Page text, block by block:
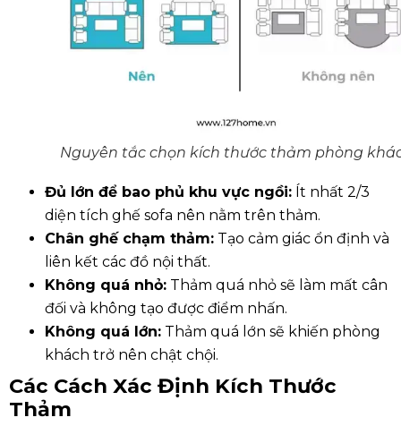
Nguyên tắc chọn kích thước thảm phòng
Đủ lớn để bao phủ khu vực ngồi: Ít nhất 2/3
diện tích ghế sofa nên nằm trên thảm.
Chân ghế chạm thảm: Tạo cảm giác ổn định và
liên kết các đồ nội thất.
Không quá nhỏ: Thảm quá nhỏ sẽ làm mất cân
đối và không tạo được điểm nhấn.
Không quá lớn: Thảm quá lớn sẽ khiến phòng
khách trở nên chật chội.
Các Cách Xác Định Kích Thước
Thảm